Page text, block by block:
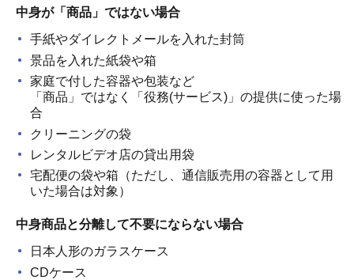
中身が「商品」ではない場合
手紙やダイレクトメールを入れた封筒
景品を入れた紙袋や箱
家庭で付した容器や包装など
「商品」ではなく「役務(サービス)」の提供に使った場
合
クリーニングの袋
レンタルビデオ店の貸出用袋
宅配便の袋や箱（ただし、通信販売用の容器として用
いた場合は対象）
中身商品と分離して不要にならない場合
日本人形のガラスケース
CDケース